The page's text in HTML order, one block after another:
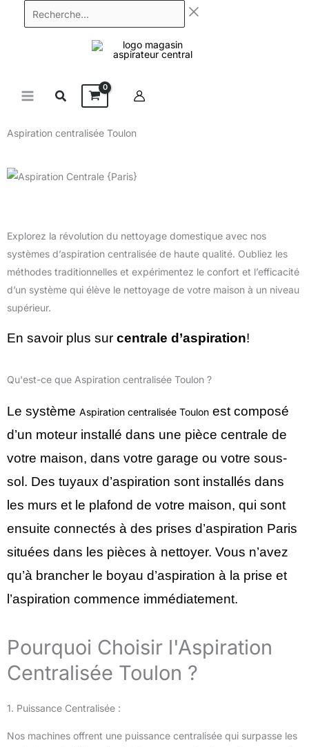
Recherche...
Aspiration centralisée Toulon
Explorez la révolution du nettoyage domestique avec nos
systèmes d’aspiration centralisée de haute qualité. Oubliez les
méthodes traditionnelles et expérimentez le confort et l’efficacité
d’un système qui élève le nettoyage de votre maison à un niveau
supérieur.
En savoir plus sur centrale d’aspiration!
Qu'est-ce que Aspiration centralisée Toulon ?
Le système Aspiration centralisée Toulon est composé
d’un moteur installé dans une pièce centrale de
votre maison, dans votre garage ou votre sous-
sol. Des tuyaux d’aspiration sont installés dans
les murs et le plafond de votre maison, qui sont
ensuite connectés à des prises d’aspiration Paris
situées dans les pièces à nettoyer. Vous n’avez
qu’à brancher le boyau d’aspiration à la prise et
l’aspiration commence immédiatement.
Pourquoi Choisir l'Aspiration
Centralisée Toulon ?
1. Puissance Centralisée :
Nos machines offrent une puissance centralisée qui surpasse les